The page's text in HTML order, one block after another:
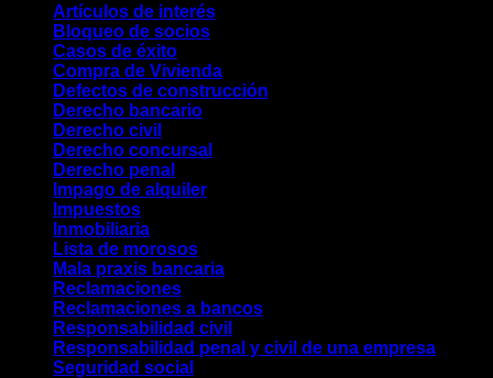
Artículos de interés
Bloqueo de socios
Casos de éxito
Compra de Vivienda
Defectos de construcción
Derecho bancario
Derecho civil
Derecho concursal
Derecho penal
Impago de alquiler
Impuestos
Inmobiliaria
Lista de morosos
Mala praxis bancaria
Reclamaciones
Reclamaciones a bancos
Responsabilidad civil
Responsabilidad penal y civil de una empresa
Seguridad social